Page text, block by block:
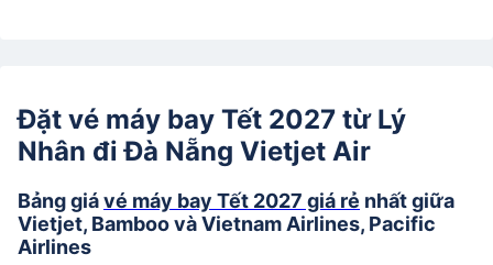
Đặt vé máy bay Tết 2027 từ Lý
Nhân đi Đà Nẵng Vietjet Air
Bảng giávé máy bay Tết 2027 giá rẻ nhất giữa
Vietjet, Bamboo và Vietnam Airlines, Pacific
Airlines